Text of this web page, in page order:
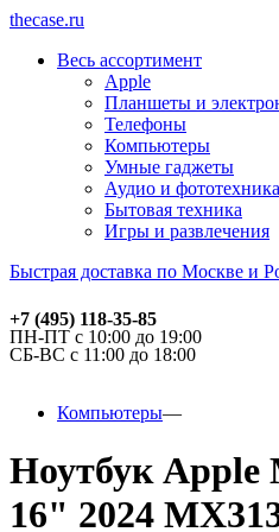
thecase.ru
Весь ассортимент
Apple
Планшеты и
Телефоны
Компьютеры
Умные гаджеты
Аудио и фототехника
Бытовая техника
Игры и развлечения
Быстрая доставка по Москве и
+7 (495) 118-35-85
ПН-ПТ с 10:00 до 19:00
СБ-ВС с 11:00 до 18:00
Компьютеры
Ноутбук Apple
16" 2024